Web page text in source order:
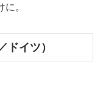
。
ドイツ）